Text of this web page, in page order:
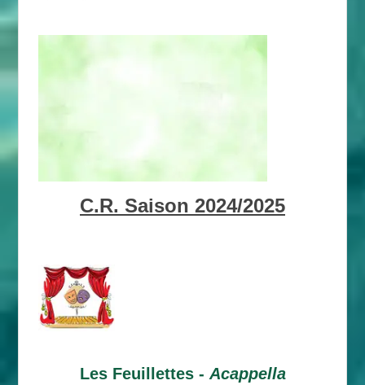
C.R. Saison 2024/2025
Les Feuillettes - Acappella